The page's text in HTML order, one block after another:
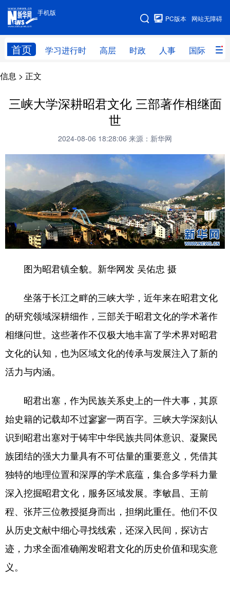
手机版
网站无障碍
PC版本
首页 学习进行时 高层 时政 人事 国际 财
手机版
网站地图
学习进行时
国际 财经 网评 港澳
科创 量子
文化
视频 图片 政务
法律 中央文件 金融 汽车
食品 人居 信息化 数字经济
学术中国 乡村振兴 银龄 溯源中国
城市 旅游 能源
彩票 娱乐 时尚 悦读
公益 一带一路 亚太网 上市公司
文化产业
地方频道
北京 天津 河北 山西
辽宁 吉林 上海 江苏
浙江 安徽 福建 江西
山东 河南 湖北 湖南
四川 贵州 云南 西藏
陕西 甘肃 青海 宁夏
新疆 内蒙古 黑龙江
信息 > 正文
三峡大学深耕昭君文化 三部著作相继面
世
2024-08-06 18:28:06 来源：新华网
图为昭君镇全貌。新华网发 吴佑忠 摄
坐落于长江之畔的三峡大学，近年来在昭君文化
的研究领域深耕细作，三部关于昭君文化的学术著作
相继问世。这些著作不仅极大地丰富了学术界对昭君
文化的认知，也为区域文化的传承与发展注入了新的
活力与内涵。
昭君出塞，作为民族关系史上的一件大事，其原
始史籍的记载却不过寥寥一两百字。三峡大学深刻认
识到昭君出塞对于铸牢中华民族共同体意识、凝聚民
族团结的强大力量具有不可估量的重要意义，凭借其
独特的地理位置和深厚的学术底蕴，集合多学科力量
深入挖掘昭君文化，服务区域发展。李敏昌、王前
程、张芹三位教授挺身而出，担纲此重任。他们不仅
从历史文献中细心寻找线索，还深入民间，探访古
迹，力求全面准确阐发昭君文化的历史价值和现实意
义。